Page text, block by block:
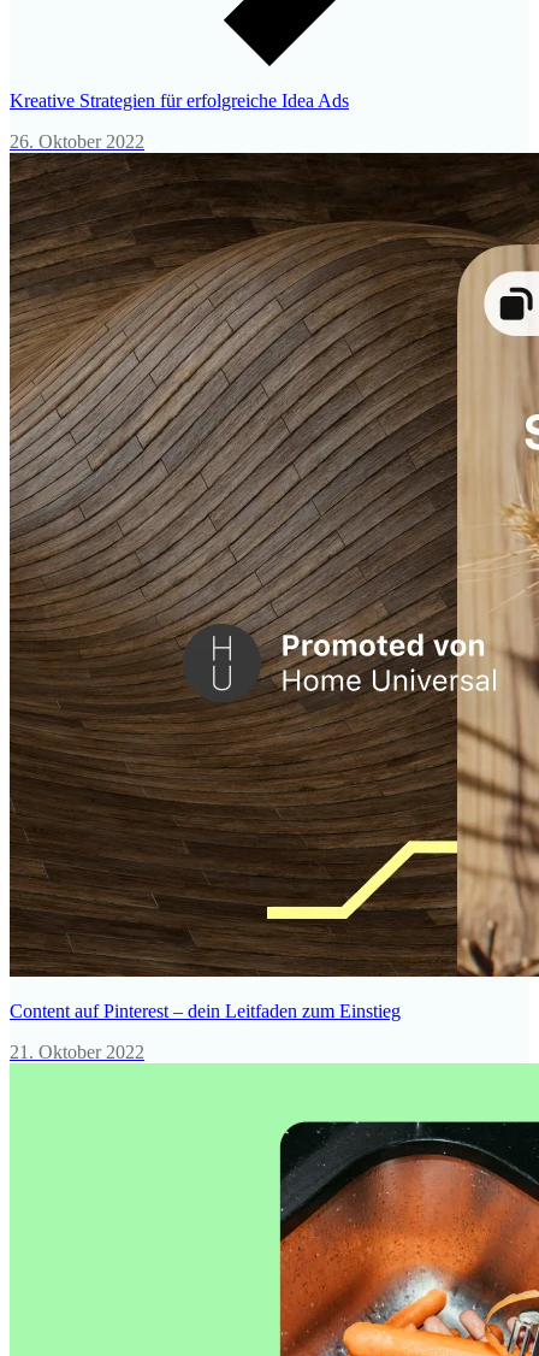
Kreative Strategien für erfolgreiche Idea Ads
26. Oktober 2022
Content auf Pinterest – dein Leitfaden zum Einstieg
21. Oktober 2022